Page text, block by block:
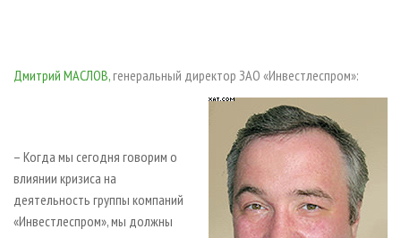
Дмитрий МАСЛОВ,генеральный директор ЗАО «Инвестлеспром»:
– Когда мы сегодня говорим о
влиянии кризиса на
деятельность группы компаний
«Инвестлеспром», мы должны